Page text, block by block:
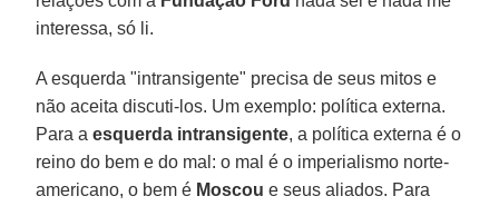
interessa, só li.
A esquerda "intransigente" precisa de seus mitos e
não aceita discuti-los. Um exemplo: política externa.
Para aesquerda intransigente, a política externa é o
reino do bem e do mal: o mal é o imperialismo norte-
americano, o bem é Moscou e seus aliados. Para